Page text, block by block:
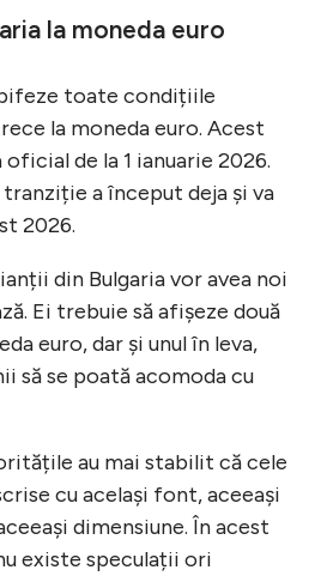
la moneda euro
toate condițiile
la moneda euro. Acest
de la 1 ianuarie 2026.
a început deja și va
2026.
din Bulgaria vor avea noi
Ei trebuie să afișeze două
euro, dar și unul în leva,
să se poată acomoda cu
au mai stabilit că cele
cu același font, aceeași
dimensiune. În acest
existe speculații ori